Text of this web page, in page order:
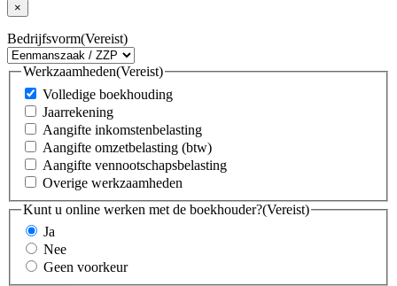
×
Bedrijfsvorm(Vereist)
Werkzaamheden(Vereist)
Volledige boekhouding
Jaarrekening
Aangifte inkomstenbelasting
Aangifte omzetbelasting (btw)
Aangifte vennootschapsbelasting
Overige werkzaamheden
Kunt u online werken met de boekhouder?(Vereist)
Ja
Nee
Geen voorkeur